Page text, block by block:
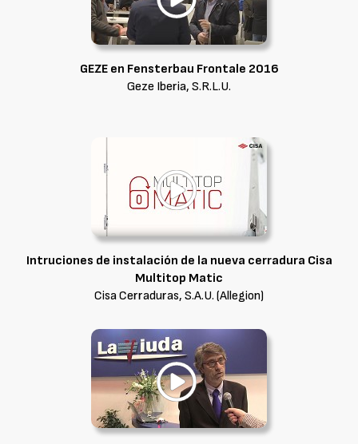
GEZE en Fensterbau Frontale 2016
Geze Iberia, S.R.L.U.
Intruciones de instalación de la nueva cerradura Cisa
Multitop Matic
Cisa Cerraduras, S.A.U. (Allegion)